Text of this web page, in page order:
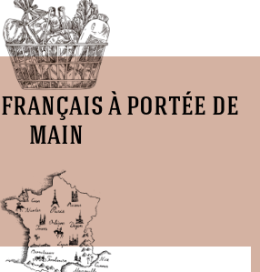
à portée de
main